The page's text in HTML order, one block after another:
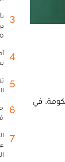
في
3
20
4
5
6
7